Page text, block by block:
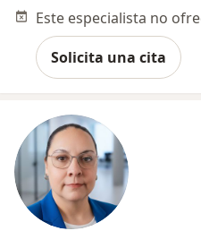
Solicita una cita